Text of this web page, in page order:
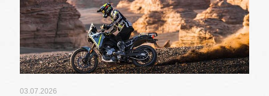
03.07.2026